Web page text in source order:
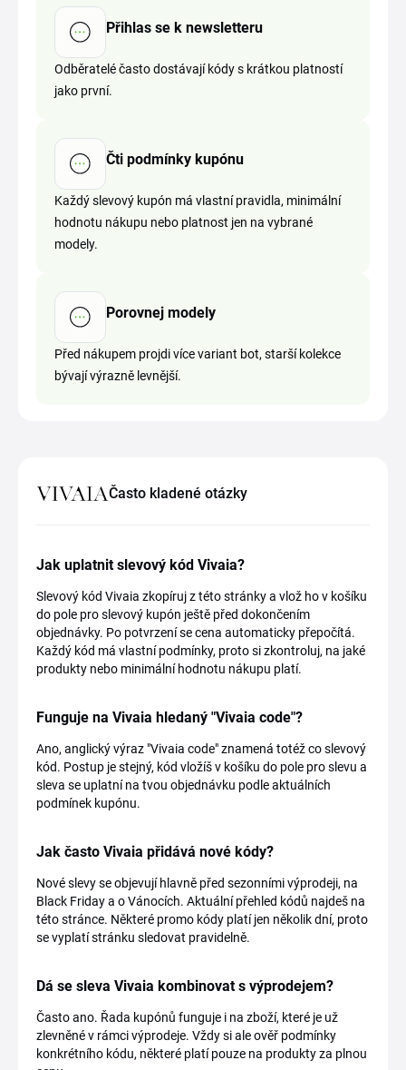
Přihlas se k newsletteru
Odběratelé často dostávají kódy s krátkou platností
jako první.
Čti podmínky kupónu
Každý slevový kupón má vlastní pravidla, minimální
hodnotu nákupu nebo platnost jen na vybrané
modely.
Porovnej modely
Před nákupem projdi více variant bot, starší kolekce
bývají výrazně levnější.
Často kladené otázky
Jak uplatnit slevový kód Vivaia?
Slevový kód Vivaia zkopíruj z této stránky a vlož ho v košíku
do pole pro slevový kupón ještě před dokončením
objednávky. Po potvrzení se cena automaticky přepočítá.
Každý kód má vlastní podmínky, proto si zkontroluj, na jaké
produkty nebo minimální hodnotu nákupu platí.
Funguje na Vivaia hledaný "Vivaia code"?
Ano, anglický výraz "Vivaia code" znamená totéž co slevový
kód. Postup je stejný, kód vložíš v košíku do pole pro slevu a
sleva se uplatní na tvou objednávku podle aktuálních
podmínek kupónu.
Jak často Vivaia přidává nové kódy?
Nové slevy se objevují hlavně před sezonními výprodeji, na
Black Friday a o Vánocích. Aktuální přehled kódů najdeš na
této stránce. Některé promo kódy platí jen několik dní, proto
se vyplatí stránku sledovat pravidelně.
Dá se sleva Vivaia kombinovat s výprodejem?
Často ano. Řada kupónů funguje i na zboží, které je už
zlevněné v rámci výprodeje. Vždy si ale ověř podmínky
konkrétního kódu, některé platí pouze na produkty za plnou